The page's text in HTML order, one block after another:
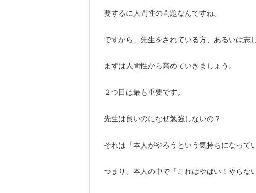
要するに人間性の問題なんですね。
ですから、先生をされている方、あるいは志
まずは人間性から高めていきましょう。
２つ目は最も重要です。
先生は良いのになぜ勉強しないの？
それは「本人がやろうという気持ちになって
つまり、本人の中で「これはやばい！やらな